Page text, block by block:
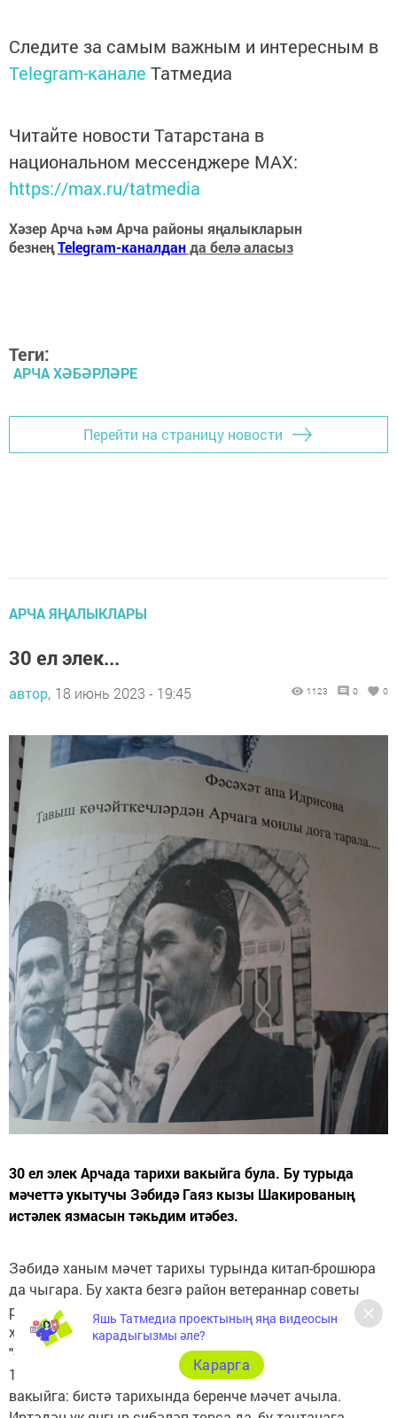
Следите за самым важным и интересным в
Telegram-канале Татмедиа
Читайте новости Татарстана в
национальном мессенджере MАХ:
https://max.ru/tatmedia
Хәзер Арча һәм Арча районы яңалыкларын
безнеңTelegram-каналданда белә аласыз
Теги:
АРЧА ХӘБӘРЛӘРЕ
Перейти на страницу новости
АРЧА ЯҢАЛЫКЛАРЫ
30 ел элек...
автор, 18 июнь 2023 - 19:45 1123 0 0
30 ел элек Арчада тарихи вакыйга була. Бу турыда
мәчеттә укытучы Зәбидә Гаяз кызы Шакированың
истәлек язмасын тәкьдим итәбез.
Зәбидә ханым мәчет тарихы турында китап-брошюра
да чыгара. Бу хакта безгә район ветераннар советы
рәисе Рәмзия Хәмидуллина хәбәр итте. Һәм Зәбидә
ханымның истәлек язмасын тәкьдим итте.
"Әссаләмүгаләйкүм вә рәхмәтуллаһи вә бәрәкәтүһү!
1993 ел 18 июнь. Арча эшчеләр бистәсендә зур
вакыйга: бистә тарихында беренче мәчет ачыла.
Яшь Татмедиа проектының яңа видеосын
карадыгызмы әле?
Карарга